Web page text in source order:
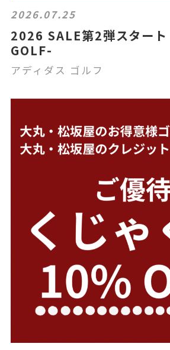
2026.07.25
2026 SALE第2弾スター
GOLF-
アディダス ゴルフ